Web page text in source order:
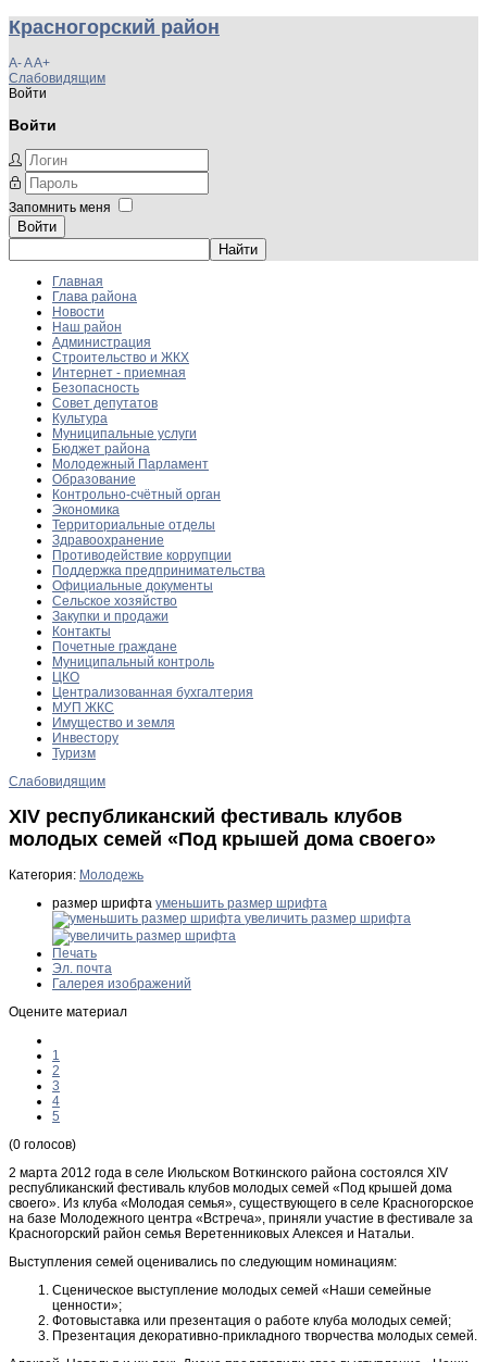
Красногорский район
A-AA+
Слабовидящим
Войти
Войти
Запомнить меня
Войти
Главная
Глава района
Новости
Наш район
Администрация
Строительство и ЖКХ
Интернет - приемная
Безопасность
Совет депутатов
Культура
Муниципальные услуги
Бюджет района
Молодежный Парламент
Образование
Контрольно-счётный орган
Экономика
Территориальные отделы
Здравоохранение
Противодействие коррупции
Поддержка предпринимательства
Официальные документы
Сельское хозяйство
Закупки и продажи
Контакты
Почетные граждане
Муниципальный контроль
ЦКО
Централизованная бухгалтерия
МУП ЖКС
Имущество и земля
Инвестору
Туризм
Слабовидящим
XIV республиканский фестиваль клубов
молодых семей «Под крышей дома своего»
Категория: Молодежь
размер шрифта уменьшить размер шрифта
увеличить размер шрифта
Печать
Эл. почта
Галерея изображений
Оцените материал
1
2
3
4
5
(0 голосов)
2 марта 2012 года в селе Июльском Воткинского района состоялся XIV
республиканский фестиваль клубов молодых семей «Под крышей дома
своего». Из клуба «Молодая семья», существующего в селе Красногорское
на базе Молодежного центра «Встреча», приняли участие в фестивале за
Красногорский район семья Веретенниковых Алексея и Натальи.
Выступления семей оценивались по следующим номинациям:
Сценическое выступление молодых семей «Наши семейные
ценности»;
Фотовыставка или презентация о работе клуба молодых семей;
Презентация декоративно-прикладного творчества молодых семей.